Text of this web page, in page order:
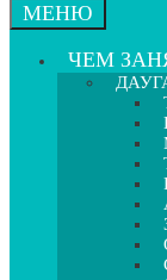
МЕНЮ
ЧЕМ